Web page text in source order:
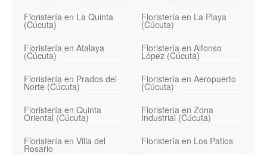
Floristería en La Quinta
(Cúcuta)
Floristería en La Playa
(Cúcuta)
Floristería en Atalaya
(Cúcuta)
Floristería en Alfonso
López (Cúcuta)
Floristería en Prados del
Norte (Cúcuta)
Floristería en Aeropuerto
(Cúcuta)
Floristería en Quinta
Oriental (Cúcuta)
Floristería en Zona
Industrial (Cúcuta)
Floristería en Villa del
Rosario
Floristería en Los Patios